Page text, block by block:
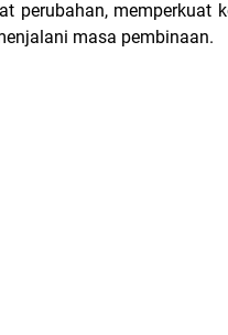
perubahan, memperkuat
masa pembinaan.